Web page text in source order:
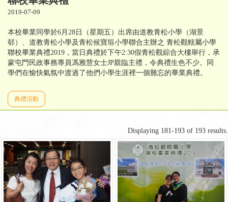
2019-07-09
本校畢業同學於6月28日（星期五）出席由道教青松小學（湖景
邨）、道教青松小學及青松候寶垣小學聯合主辦之 青松觀轄屬小學
聯校畢業典禮2019，當日典禮於下午2:30假青松觀綜合大樓舉行，承
蒙屯門民政事務專員馮雅慧女士JP親臨主禮，令典禮生色不少。同
學們在愉快氣氛中渡過了他們小學生涯裡一個難忘的畢業典禮。
典禮活動
Displaying 181-193 of 193 results.